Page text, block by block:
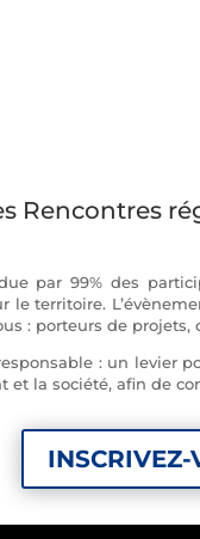
Rencontres
par 99% des
le territoire.
: porteurs de
: un
et la société, afin de
INSCRIVEZ-